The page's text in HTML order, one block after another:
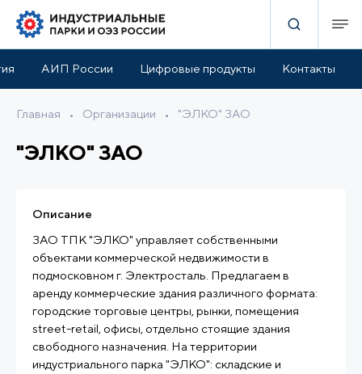
АИП России Цифровые продукты Контакты
Главная • Организации • "ЭЛКО" ЗАО
"ЭЛКО" ЗАО
Описание
ЗАО ТПК "ЭЛКО" управляет собственными
объектами коммерческой недвижимости в
подмосковном г. Электросталь. Предлагаем в
аренду коммерческие здания различного формата:
городские торговые центры, рынки, помещения
street-retail, офисы, отдельно стоящие здания
свободного назначения. На территории
индустриального парка "ЭЛКО": складские и